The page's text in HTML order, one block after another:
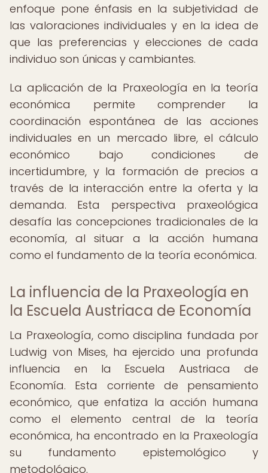
enfoque pone énfasis en la subjetividad de
las valoraciones individuales y en la idea de
que las preferencias y elecciones de cada
individuo son únicas y cambiantes.
La aplicación de la Praxeología en la teoría
económica permite comprender la
coordinación espontánea de las acciones
individuales en un mercado libre, el cálculo
económico bajo condiciones de
incertidumbre, y la formación de precios a
través de la interacción entre la oferta y la
demanda. Esta perspectiva praxeológica
desafía las concepciones tradicionales de la
economía, al situar a la acción humana
como el fundamento de la teoría económica.
La influencia de la Praxeología en
la Escuela Austriaca de Economía
La Praxeología, como disciplina fundada por
Ludwig von Mises, ha ejercido una profunda
influencia en la Escuela Austriaca de
Economía. Esta corriente de pensamiento
económico, que enfatiza la acción humana
como el elemento central de la teoría
económica, ha encontrado en la Praxeología
su fundamento epistemológico y
metodológico.